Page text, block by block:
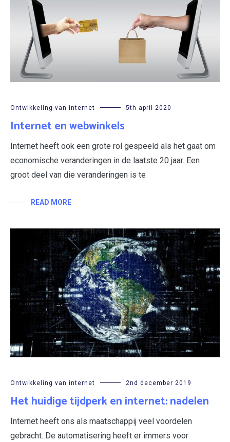
Ontwikkeling van internet 5th april 2020
Internet en webwinkels
Internet heeft ook een grote rol gespeeld als het gaat om
economische veranderingen in de laatste 20 jaar. Een
groot deel van die veranderingen is te
READ MORE
Ontwikkeling van internet 2nd december 2019
Het huidige tijdperk en internet: nadelen
Internet heeft ons als maatschappij veel voordelen
gebracht. De automatisering heeft er immers voor